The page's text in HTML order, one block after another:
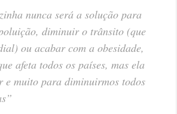
nunca será a solução para
diminuir o trânsito (que
ou acabar com a obesidade,
afeta todos os países, mas ela
e muito para diminuirmos todos